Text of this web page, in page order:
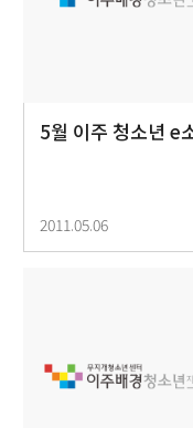
5월 이주 청소년 e
2011.05.06